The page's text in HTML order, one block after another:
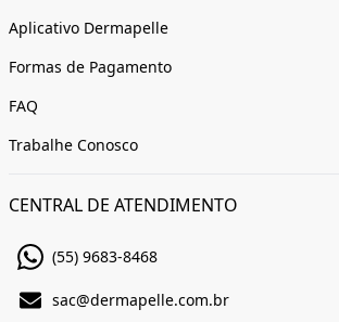
Aplicativo Dermapelle
Formas de Pagamento
FAQ
Trabalhe Conosco
CENTRAL DE ATENDIMENTO
(55) 9683-8468
sac@dermapelle.com.br